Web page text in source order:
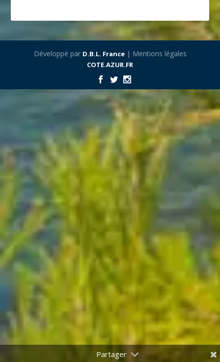
Développé par D.B.L. France| Mentions légales
COTE.AZUR.FR